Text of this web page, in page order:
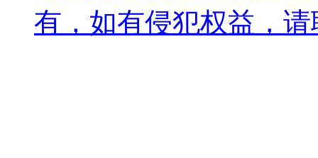
有，如有侵犯权益，